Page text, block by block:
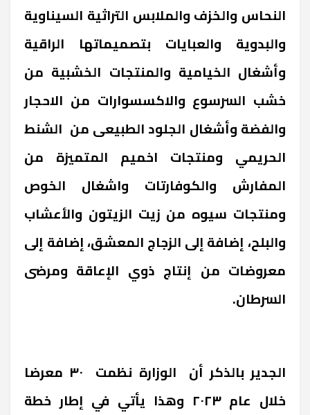
النحاس والخزف والملابس التراثية السيناوية
والبدوية والعبايات بتصميماتها الراقية
وأشغال الخيامية والمنتجات الخشبية من
خشب السرسوع والاكسسوارات من الاحجار
والفضة وأشغال الجلود الطبيعى من الشنط
الحريمي ومنتجات اخميم المتميزة من
المفارش والكوفارتات واشغال الخوص
ومنتجات سيوه من زيت الزيتون والأعشاب
والبلح، إضافة إلى الزجاج المعشق، إضافة إلى
معروضات من إنتاج ذوي الإعاقة ومرضى
السرطان.
الجدير بالذكر أن الوزارة نظمت
٣٠ معرضا
خلال عام ٢٠٢٣ وهذا يأتي في إطار خطة